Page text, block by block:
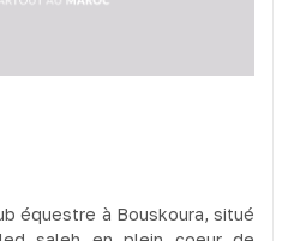
équestre à Bouskoura, situé